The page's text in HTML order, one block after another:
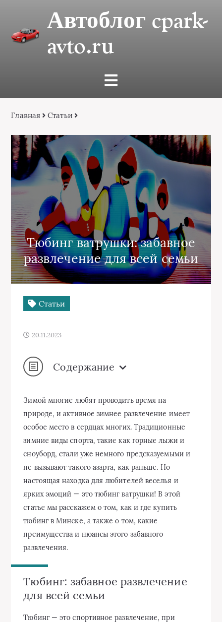
Автоблог cpark-
avto.ru
Главная Статьи
Тюбинг ватрушки: забавное
развлечение для всей семьи
Статьи
20.11.2023
Содержание
Зимой многие любят проводить время на
природе, и активное зимнее развлечение имеет
особое место в сердцах многих. Традиционные
зимние виды спорта, такие как горные лыжи и
сноуборд, стали уже немного предсказуемыми и
не вызывают такого азарта, как раньше. Но
настоящая находка для любителей веселья и
ярких эмоций — это тюбинг ватрушки! В этой
статье мы расскажем о том, как и где купить
тюбинг в Минске, а также о том, какие
преимущества и нюансы этого забавного
развлечения.
Тюбинг: забавное развлечение
для всей семьи
Тюбинг — это спортивное развлечение, при